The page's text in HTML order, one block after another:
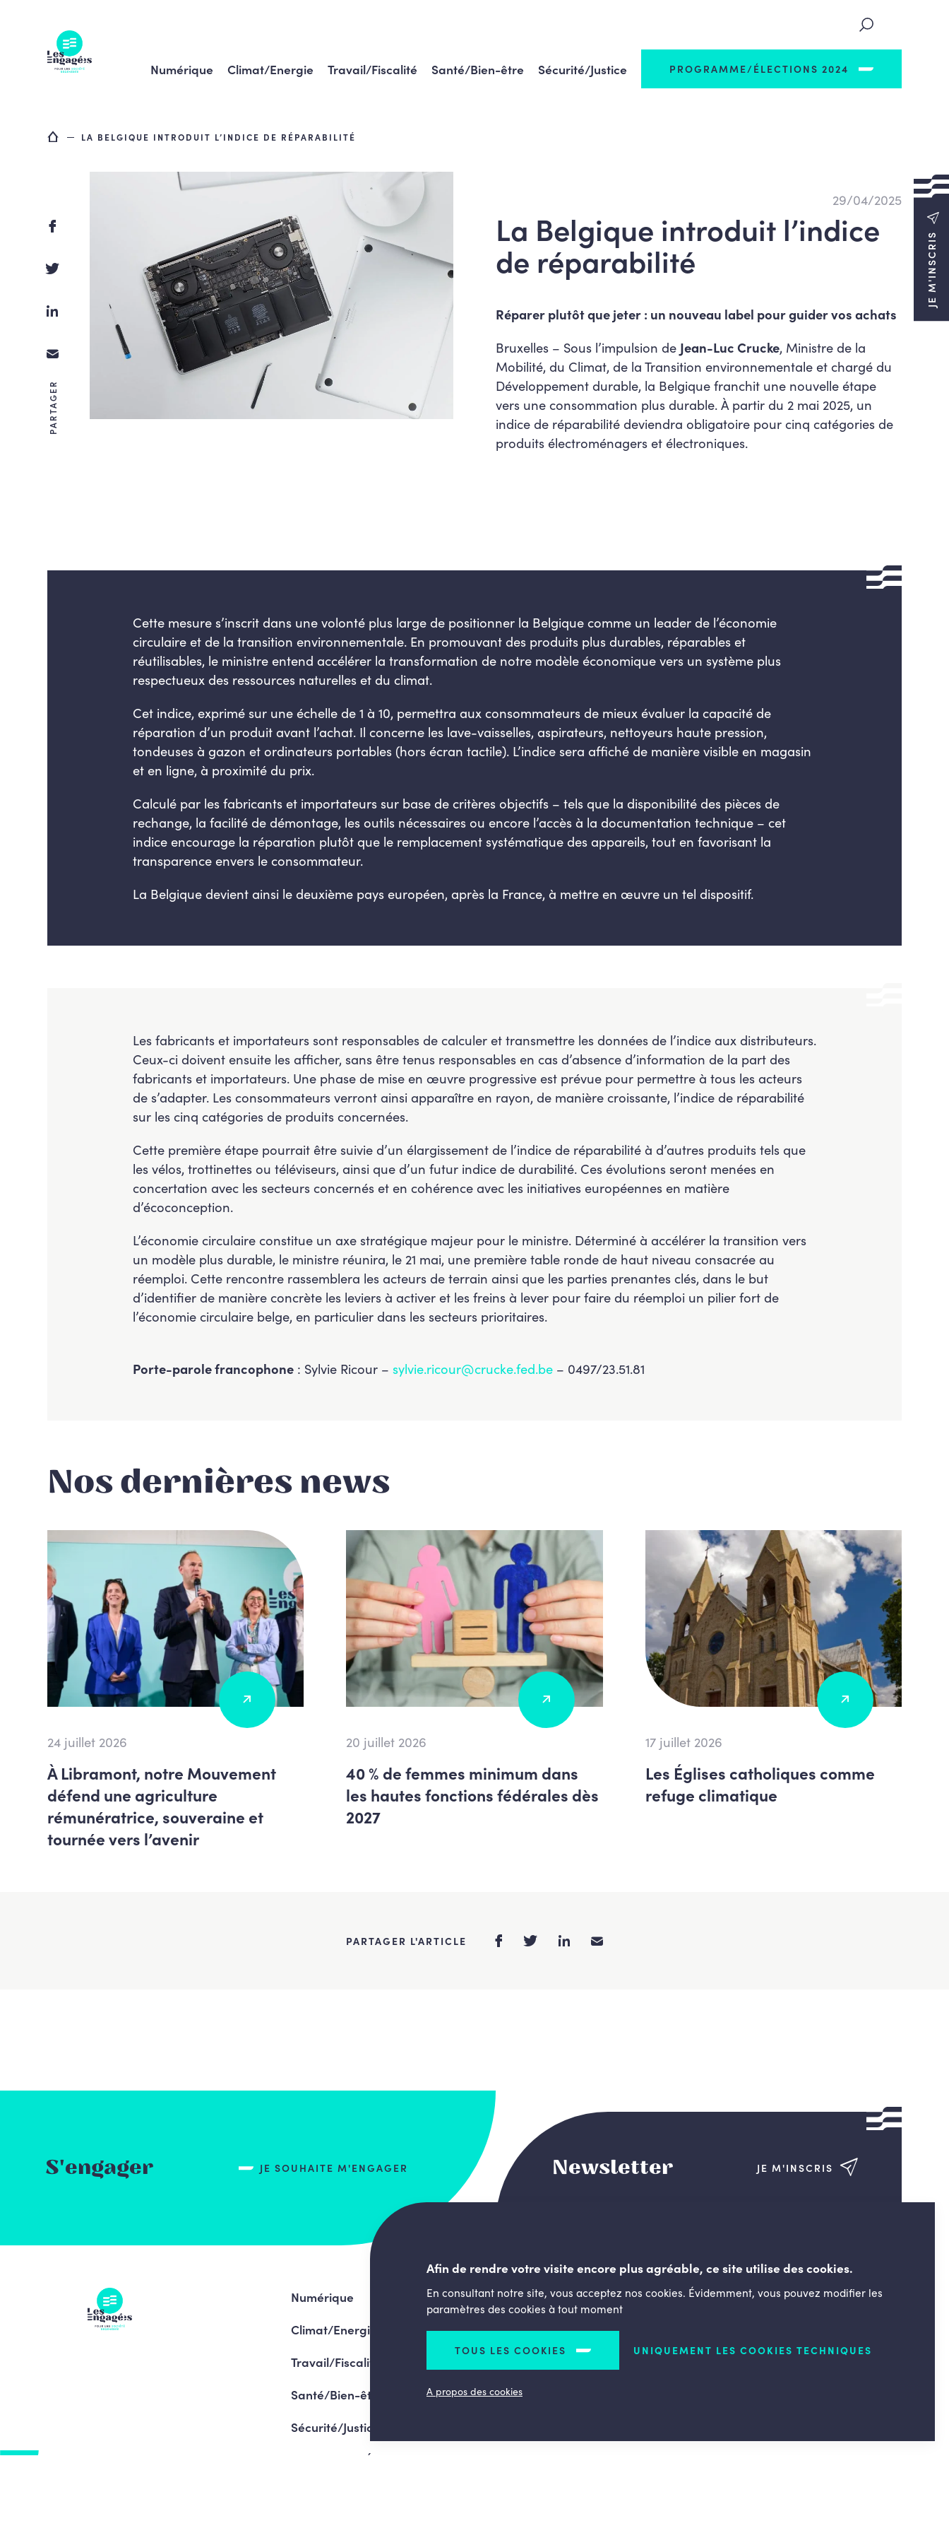
Numérique Climat/Energie Travail/Fiscalité Santé/Bien-être Sécurité/Justice PROGRAMME/ÉLECTIONS 2024
JE M'INSCRIS
PARTAGER
LA BELGIQUE INTRODUIT L’INDICE DE RÉPARABILITÉ
29/04/2025
La Belgique introduit l’indice
de réparabilité
Réparer plutôt que jeter : un nouveau label pour guider vos achats
Bruxelles – Sous l’impulsion de Jean-Luc Crucke, Ministre de la
Mobilité, du Climat, de la Transition environnementale et chargé du
Développement durable, la Belgique franchit une nouvelle étape
vers une consommation plus durable. À partir du 2 mai 2025, un
indice de réparabilité deviendra obligatoire pour cinq catégories de
produits électroménagers et électroniques.
Cette mesure s’inscrit dans une volonté plus large de positionner la Belgique comme un leader de l’économie
circulaire et de la transition environnementale. En promouvant des produits plus durables, réparables et
réutilisables, le ministre entend accélérer la transformation de notre modèle économique vers un système plus
respectueux des ressources naturelles et du climat.
Cet indice, exprimé sur une échelle de 1 à 10, permettra aux consommateurs de mieux évaluer la capacité de
réparation d’un produit avant l’achat. Il concerne les lave-vaisselles, aspirateurs, nettoyeurs haute pression,
tondeuses à gazon et ordinateurs portables (hors écran tactile). L’indice sera affiché de manière visible en magasin
et en ligne, à proximité du prix.
Calculé par les fabricants et importateurs sur base de critères objectifs – tels que la disponibilité des pièces de
rechange, la facilité de démontage, les outils nécessaires ou encore l’accès à la documentation technique – cet
indice encourage la réparation plutôt que le remplacement systématique des appareils, tout en favorisant la
transparence envers le consommateur.
La Belgique devient ainsi le deuxième pays européen, après la France, à mettre en œuvre un tel dispositif.
Les fabricants et importateurs sont responsables de calculer et transmettre les données de l’indice aux distributeurs.
Ceux-ci doivent ensuite les afficher, sans être tenus responsables en cas d’absence d’information de la part des
fabricants et importateurs. Une phase de mise en œuvre progressive est prévue pour permettre à tous les acteurs
de s’adapter. Les consommateurs verront ainsi apparaître en rayon, de manière croissante, l’indice de réparabilité
sur les cinq catégories de produits concernées.
Cette première étape pourrait être suivie d’un élargissement de l’indice de réparabilité à d’autres produits tels que
les vélos, trottinettes ou téléviseurs, ainsi que d’un futur indice de durabilité. Ces évolutions seront menées en
concertation avec les secteurs concernés et en cohérence avec les initiatives européennes en matière
d’écoconception.
L’économie circulaire constitue un axe stratégique majeur pour le ministre. Déterminé à accélérer la transition vers
un modèle plus durable, le ministre réunira, le 21 mai, une première table ronde de haut niveau consacrée au
réemploi. Cette rencontre rassemblera les acteurs de terrain ainsi que les parties prenantes clés, dans le but
d’identifier de manière concrète les leviers à activer et les freins à lever pour faire du réemploi un pilier fort de
l’économie circulaire belge, en particulier dans les secteurs prioritaires.
Porte-parole francophone: Sylvie Ricour – sylvie.ricour@crucke.fed.be– 0497/23.51.81
Nos dernières news
24 juillet 2026
À Libramont, notre Mouvement
défend une agriculture
rémunératrice, souveraine et
tournée vers l’avenir
20 juillet 2026
40 % de femmes minimum dans
les hautes fonctions fédérales dès
2027
17 juillet 2026
Les Églises catholiques comme
refuge climatique
PARTAGER L'ARTICLE
S'engager JE SOUHAITE M'ENGAGER Newsletter JE M'INSCRIS
Numérique
Climat/Energie
Travail/Fiscalité
Santé/Bien-être
Sécurité/Justice
Programme/Élections 2024
LESENGAGÉS.BE
Afin de rendre votre visite encore plus agréable, ce site utilise des cookies.
En consultant notre site, vous acceptez nos cookies. Évidemment, vous pouvez modifier les
paramètres des cookies à tout moment
TOUS LES COOKIES UNIQUEMENT LES COOKIES TECHNIQUES
A propos des cookies